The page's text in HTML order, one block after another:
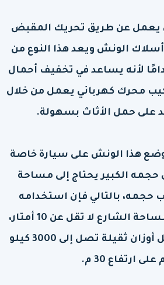
يعمل عن طريق تحريك المقبض
الونش ويعد هذا النوع من
لأنه يساعد في تخفيف أحمال
محرك كهربائي يعمل من خلال
على حمل الأثاث بسهولة.
هذا الونش على سيارة خاصة
الكبير يحتاج إلى مساحة
بالتالي فإن استخدامه
يستوجب أن تكون مساحة الشارع لا تقل عن 10 أمتار،
كما أنه بإمكانه حمل أوزان ثقيلة تصل إلى 3000 كيلو
ارتفاع 30 م.